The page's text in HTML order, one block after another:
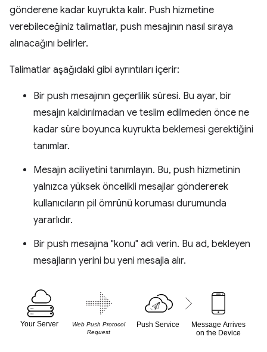
gönderene kadar kuyrukta kalır. Push hizmetine
verebileceğiniz talimatlar, push mesajının nasıl sıraya
alınacağını belirler.
Talimatlar aşağıdaki gibi ayrıntıları içerir:
Bir push mesajının geçerlilik süresi. Bu ayar, bir
mesajın kaldırılmadan ve teslim edilmeden önce ne
kadar süre boyunca kuyrukta beklemesi gerektiğini
tanımlar.
Mesajın aciliyetini tanımlayın. Bu, push hizmetinin
yalnızca yüksek öncelikli mesajlar göndererek
kullanıcıların pil ömrünü koruması durumunda
yararlıdır.
Bir push mesajına "konu" adı verin. Bu ad, bekleyen
mesajların yerini bu yeni mesajla alır.